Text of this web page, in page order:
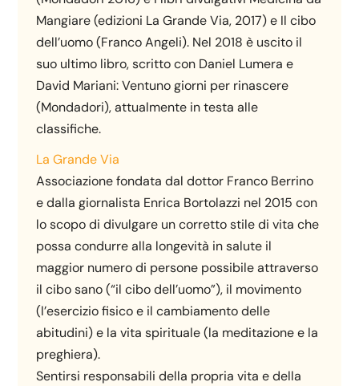
Mangiare (edizioni La Grande Via, 2017) e Il cibo
dell’uomo (Franco Angeli). Nel 2018 è uscito il
suo ultimo libro, scritto con Daniel Lumera e
David Mariani: Ventuno giorni per rinascere
(Mondadori), attualmente in testa alle
classifiche.
La Grande Via
Associazione fondata dal dottor Franco Berrino
e dalla giornalista Enrica Bortolazzi nel 2015 con
lo scopo di divulgare un corretto stile di vita che
possa condurre alla longevità in salute il
maggior numero di persone possibile attraverso
il cibo sano (“il cibo dell’uomo”), il movimento
(l’esercizio fisico e il cambiamento delle
abitudini) e la vita spirituale (la meditazione e la
preghiera).
Sentirsi responsabili della propria vita e della